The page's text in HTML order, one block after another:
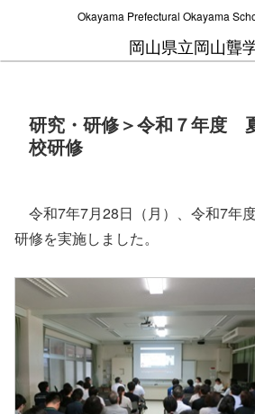
Okayama Prefectural Okayama
岡山県立岡山聾
研究・研修＞令和７年度
校研修
令和7年7月28日（月）、令和7年
研修を実施しました。